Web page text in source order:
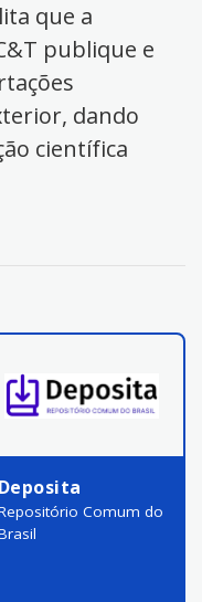
que a
publique e
dando
científica
Deposita
Comum do